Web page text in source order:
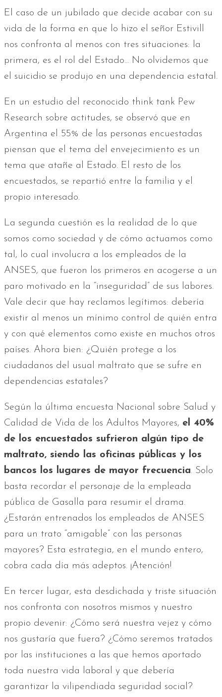
El caso de un jubilado que decide acabar con su
vida de la forma en que lo hizo el señor Estivill
nos confronta al menos con tres situaciones: la
primera, es el rol del Estado... No olvidemos que
el suicidio se produjo en una dependencia estatal.
En un estudio del reconocido think tank Pew
Research sobre actitudes, se observó que en
Argentina el 55% de las personas encuestadas
piensan que el tema del envejecimiento es un
tema que atañe al Estado. El resto de los
encuestados, se repartió entre la familia y el
propio interesado.
La segunda cuestión es la realidad de lo que
somos como sociedad y de cómo actuamos como
tal, lo cual involucra a los empleados de la
ANSES, que fueron los primeros en acogerse a un
paro motivado en la “inseguridad” de sus labores.
Vale decir que hay reclamos legítimos: debería
existir al menos un mínimo control de quién entra
y con qué elementos como existe en muchos otros
países. Ahora bien: ¿Quién protege a los
ciudadanos del usual maltrato que se sufre en
dependencias estatales?
Según la última encuesta Nacional sobre Salud y
Calidad de Vida de los Adultos Mayores, el 40%
de los encuestados sufrieron algún tipo de
maltrato, siendo las oficinas públicas y los
bancos los lugares de mayor frecuencia. Solo
basta recordar el personaje de la empleada
pública de Gasalla para resumir el drama.
¿Estarán entrenados los empleados de ANSES
para un trato “amigable” con las personas
mayores? Esta estrategia, en el mundo entero,
cobra cada día más adeptos. ¡Atención!
En tercer lugar, esta desdichada y triste situación
nos confronta con nosotros mismos y nuestro
propio devenir: ¿Cómo será nuestra vejez y cómo
nos gustaría que fuera? ¿Cómo seremos tratados
por las instituciones a las que hemos aportado
toda nuestra vida laboral y que debería
garantizar la vilipendiada seguridad social?